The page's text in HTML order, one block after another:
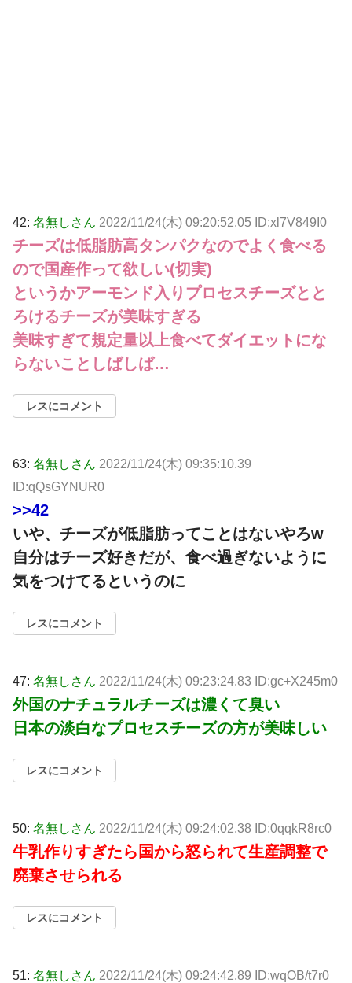
42: 名無しさん 2022/11/24(木) 09:20:52.05 ID:xl7V849I0
チーズは低脂肪高タンパクなのでよく食べる
ので国産作って欲しい(切実)
というかアーモンド入りプロセスチーズとと
ろけるチーズが美味すぎる
美味すぎて規定量以上食べてダイエットにな
らないことしばしば…
レスにコメント
63: 名無しさん 2022/11/24(木) 09:35:10.39
ID:qQsGYNUR0
>>42
いや、チーズが低脂肪ってことはないやろw
自分はチーズ好きだが、食べ過ぎないように
気をつけてるというのに
レスにコメント
47: 名無しさん 2022/11/24(木) 09:23:24.83 ID:gc+X245m0
外国のナチュラルチーズは濃くて臭い
日本の淡白なプロセスチーズの方が美味しい
レスにコメント
50: 名無しさん 2022/11/24(木) 09:24:02.38 ID:0qqkR8rc0
牛乳作りすぎたら国から怒られて生産調整で
廃棄させられる
レスにコメント
51: 名無しさん 2022/11/24(木) 09:24:42.89 ID:wqOB/t7r0